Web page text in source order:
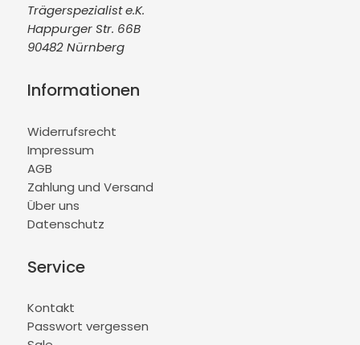
Trägerspezialist e.K.
Happurger Str. 66B
90482 Nürnberg
Informationen
Widerrufsrecht
Impressum
AGB
Zahlung und Versand
Über uns
Datenschutz
Service
Kontakt
Passwort vergessen